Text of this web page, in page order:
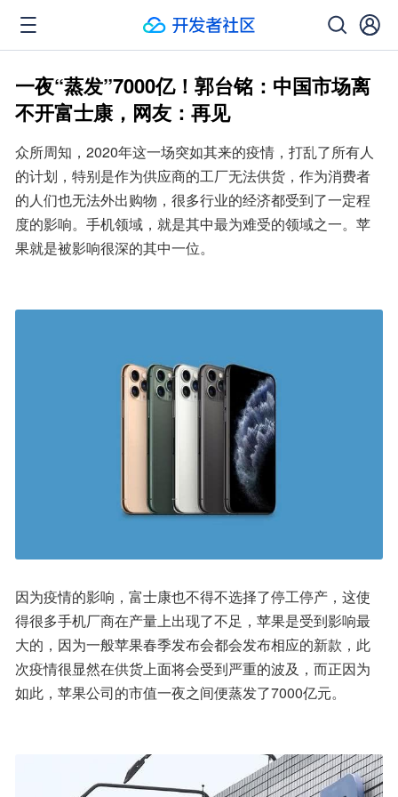
一夜“蒸发”7000亿！郭台铭：中国市场离
不开富士康，网友：再见
众所周知，2020年这一场突如其来的疫情，打乱了所有人
的计划，特别是作为供应商的工厂无法供货，作为消费者
的人们也无法外出购物，很多行业的经济都受到了一定程
度的影响。手机领域，就是其中最为难受的领域之一。苹
果就是被影响很深的其中一位。
因为疫情的影响，富士康也不得不选择了停工停产，这使
得很多手机厂商在产量上出现了不足，苹果是受到影响最
大的，因为一般苹果春季发布会都会发布相应的新款，此
次疫情很显然在供货上面将会受到严重的波及，而正因为
如此，苹果公司的市值一夜之间便蒸发了7000亿元。